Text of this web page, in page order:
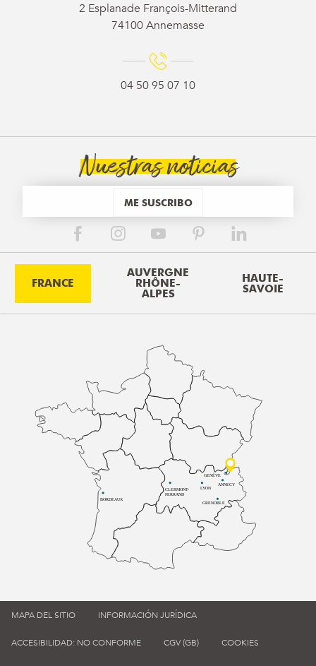
2 Esplanade François-Mitterand
74100 Annemasse
04 50 95 07 10
Nuestras noticias
ME SUSCRIBO
FRANCE
AUVERGNE
RHÔNE-
ALPES
HAUTE-
SAVOIE
BORDEAUX
CLERMONT-
FERRAND
LYON
ANNECY
GRENOBLE
GENÈVE
MAPA DEL SITIO INFORMACIÓN JURÍDICA
ACCESIBILIDAD: NO CONFORME CGV (GB) COOKIES